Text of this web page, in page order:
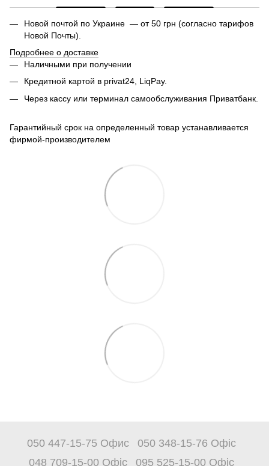
Новой почтой по Украине — от 50 грн (согласно тарифов
Новой Почты).
Подробнее о доставке
Наличными при получении
Кредитной картой в privat24, LiqPay.
Через кассу или терминал самообслуживания Приватбанк.
Гарантийный срок на определенный товар устанавливается
фирмой-производителем
050 447-15-75 Офис
050 348-15-76 Офіс
048 709-15-00 Офіс
095 525-15-00 Офіс